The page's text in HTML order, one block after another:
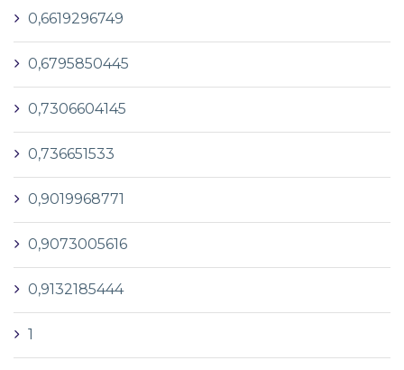
0,6619296749
0,6795850445
0,7306604145
0,736651533
0,9019968771
0,9073005616
0,9132185444
1